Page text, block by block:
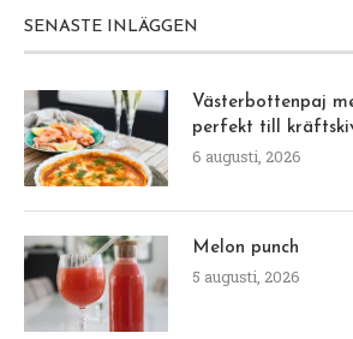
SENASTE INLÄGGEN
Västerbottenpaj
perfekt till
6 augusti, 2026
Melon punch
5 augusti, 2026